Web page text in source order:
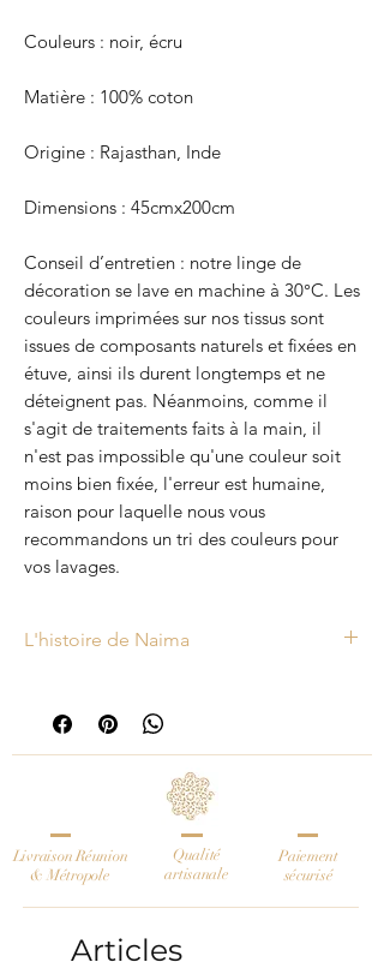
Couleurs : noir, écru
Matière : 100% coton
Origine : Rajasthan, Inde
Dimensions : 45cmx200cm
Conseil d’entretien : notre linge de
décoration se lave en machine à 30°C. Les
couleurs imprimées sur nos tissus sont
issues de composants naturels et fixées en
étuve, ainsi ils durent longtemps et ne
déteignent pas. Néanmoins, comme il
s'agit de traitements faits à la main, il
n'est pas impossible qu'une couleur soit
moins bien fixée, l'erreur est humaine,
raison pour laquelle nous vous
recommandons un tri des couleurs pour
vos lavages.
L'histoire de Naima
Naima a été fabriqué à partir d’une
tampon en Inde. Cette célèbre
technique du block printing est
originaire de la ville de Sanganer dans
l’état du Rajasthan. Ces tissus sont
notre coup de coeur. Nous avons
qualité, ses couleurs éclatantes, et la
Livraison Réunion
& Métropole
Qualité
artisanale
Paiement
sécurisé
Articles